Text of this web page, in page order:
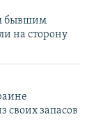
бывшим
на сторону
своих запасов